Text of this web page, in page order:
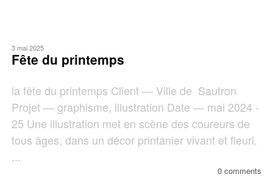
3 mai 2025
Fête du printemps
la fête du printemps Client — Ville de Sautron
Projet — graphisme, illustration Date — mai 2024 -
25 Une illustration met en scène des coureurs de
tous âges, dans un décor printanier vivant et fleuri.
...
0 comments